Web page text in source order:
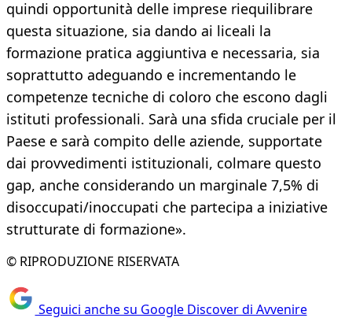
quindi opportunità delle imprese riequilibrare
questa situazione, sia dando ai liceali la
formazione pratica aggiuntiva e necessaria, sia
soprattutto adeguando e incrementando le
competenze tecniche di coloro che escono dagli
istituti professionali. Sarà una sfida cruciale per il
Paese e sarà compito delle aziende, supportate
dai provvedimenti istituzionali, colmare questo
gap, anche considerando un marginale 7,5% di
disoccupati/inoccupati che partecipa a iniziative
strutturate di formazione».
© RIPRODUZIONE RISERVATA
Seguici anche su Google Discover di Avvenire